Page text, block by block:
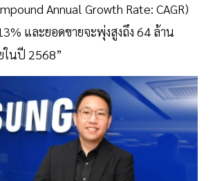
Annual Growth Rate: CAGR)
และยอดขายจะพุ่งสูงถึง 64 ล้าน
ในปี 2568”